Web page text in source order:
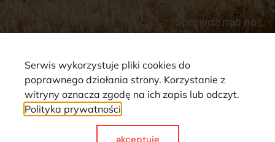
Sprawdź nas na
Strona wykorzystuje pliki cookie. Wszystkie prawa zastrzeżone ©
Serwis wykorzystuje pliki cookies do
poprawnego działania strony. Korzystanie z
witryny oznacza zgodę na ich zapis lub odczyt.
Polityka prywatności
akceptuje